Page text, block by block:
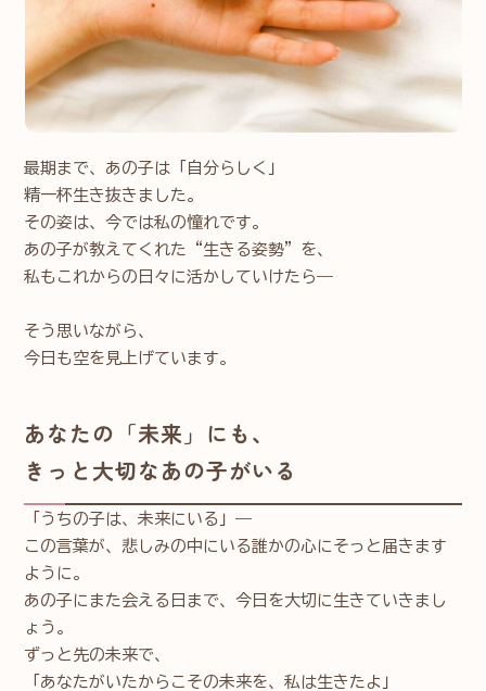
最期まで、あの子は「自分らしく」
精一杯生き抜きました。
その姿は、今では私の憧れです。
あの子が教えてくれた“生きる姿勢”を、
私もこれからの日々に活かしていけたら──
そう思いながら、
今日も空を見上げています。
あなたの「未来」にも、
きっと大切なあの子がいる
「うちの子は、未来にいる」──
この言葉が、悲しみの中にいる誰かの心にそっと届きます
ように。
あの子にまた会える日まで、今日を大切に生きていきまし
ょう。
ずっと先の未来で、
「あなたがいたからこその未来を、私は生きたよ」